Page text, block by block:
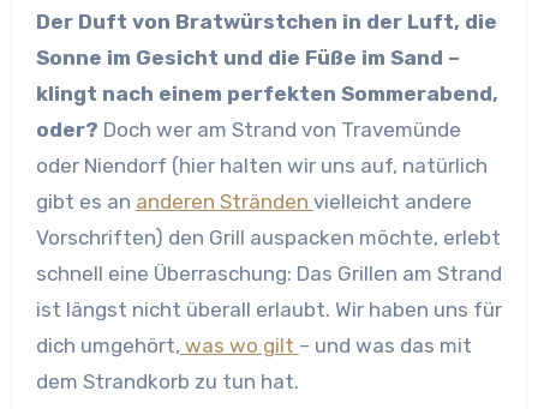
Der Duft von Bratwürstchen in der Luft, die
Sonne im Gesicht und die Füße im Sand –
klingt nach einem perfekten Sommerabend,
oder? Doch wer am Strand von Travemünde
oder Niendorf (hier halten wir uns auf, natürlich
gibt es an anderen Stränden vielleicht andere
Vorschriften) den Grill auspacken möchte, erlebt
schnell eine Überraschung: Das Grillen am Strand
ist längst nicht überall erlaubt. Wir haben uns für
dich umgehört, was wo gilt – und was das mit
dem Strandkorb zu tun hat.